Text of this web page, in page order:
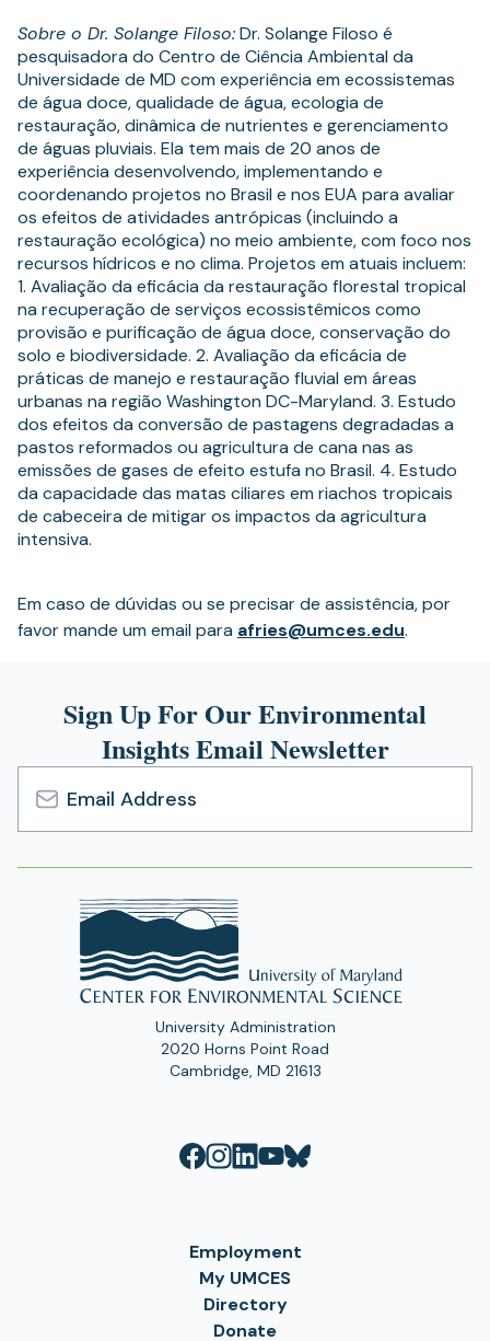
Sobre o Dr. Solange Filoso:Dr. Solange Filoso é
pesquisadora do Centro de Ciência Ambiental da
Universidade de MD com experiência em ecossistemas
de água doce, qualidade de água, ecologia de
restauração, dinâmica de nutrientes e gerenciamento
de águas pluviais. Ela tem mais de 20 anos de
experiência desenvolvendo, implementando e
coordenando projetos no Brasil e nos EUA para avaliar
os efeitos de atividades antrópicas (incluindo a
restauração ecológica) no meio ambiente, com foco nos
recursos hídricos e no clima. Projetos em atuais incluem:
1. Avaliação da eficácia da restauração florestal tropical
na recuperação de serviços ecossistêmicos como
provisão e purificação de água doce, conservação do
solo e biodiversidade. 2. Avaliação da eficácia de
práticas de manejo e restauração fluvial em áreas
urbanas na região Washington DC-Maryland. 3. Estudo
dos efeitos da conversão de pastagens degradadas a
pastos reformados ou agricultura de cana nas as
emissões de gases de efeito estufa no Brasil. 4. Estudo
da capacidade das matas ciliares em riachos tropicais
de cabeceira de mitigar os impactos da agricultura
intensiva.
Em caso de dúvidas ou se precisar de assistência, por
favor mande um email para afries@umces.edu.
Sign Up For Our Environmental
Insights Email Newsletter
Email
Address
University Administration
2020 Horns Point Road
Cambridge, MD 21613
Employment
My UMCES
Directory
Donate